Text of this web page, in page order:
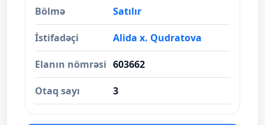
Bölmə Satılır
İstifadəçi Alida x. Qudratova
Elanın nömrəsi 603662
Otaq sayı 3